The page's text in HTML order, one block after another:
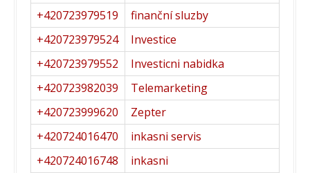
+420723979519
finanční sluzby
+420723979524
Investice
+420723979552
Investicni nabidka
+420723982039
Telemarketing
+420723999620
Zepter
+420724016470
inkasni servis
+420724016748
inkasni